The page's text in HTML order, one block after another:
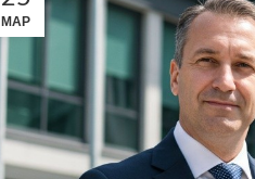
МАР